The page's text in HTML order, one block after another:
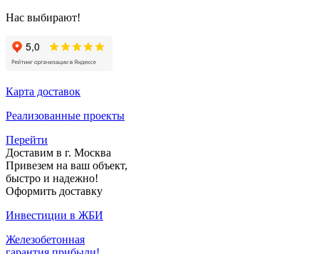
Нас выбирают!
Карта доставок
Реализованные проекты
Перейти
Доставим в г. Москва
Привезем на ваш объект,
быстро и надежно!
Оформить доставку
Инвестиции в ЖБИ
Железобетонная